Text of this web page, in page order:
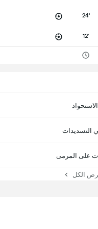
24'
12'
الاستحواذ
التسديدات
على المرمى
الكل